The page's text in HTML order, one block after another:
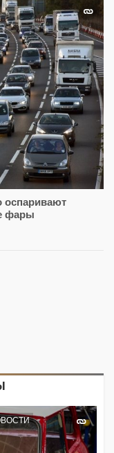
оспаривают
фары